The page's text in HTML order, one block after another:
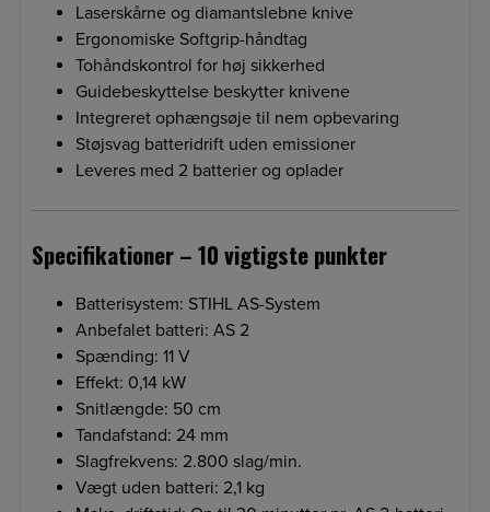
Laserskårne og diamantslebne knive
Ergonomiske Softgrip-håndtag
Tohåndskontrol for høj sikkerhed
Guidebeskyttelse beskytter knivene
Integreret ophængsøje til nem opbevaring
Støjsvag batteridrift uden emissioner
Leveres med 2 batterier og oplader
Specifikationer – 10 vigtigste punkter
Batterisystem: STIHL AS-System
Anbefalet batteri: AS 2
Spænding: 11 V
Effekt: 0,14 kW
Snitlængde: 50 cm
Tandafstand: 24 mm
Slagfrekvens: 2.800 slag/min.
Vægt uden batteri: 2,1 kg